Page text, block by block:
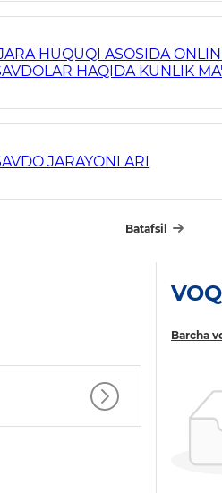
HUQUQI ASOSIDA
HAQIDA KUNLIK
JARAYONLARI
Batafsil
Barcha